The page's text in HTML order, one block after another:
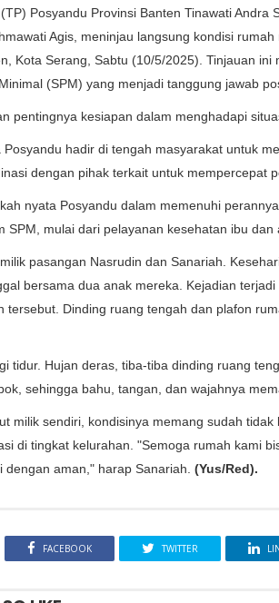
Posyandu Provinsi Banten Tinawati Andra
Agis, meninjau langsung kondisi
Kota Serang, Sabtu (10/5/2025). Tinjauan
(SPM) yang menjadi tanggung jawab
pentingnya kesiapan dalam menghadapi
hadir di tengah masyarakat untuk
dengan pihak terkait untuk mempercepat
nyata Posyandu dalam memenuhi
SPM, mulai dari pelayanan kesehatan ibu dan
pasangan Nasrudin dan Sanariah.
bersama dua anak mereka. Kejadian
tersebut. Dinding ruang tengah dan plafon
tidur. Hujan deras, tiba-tiba dinding ruang
sehingga bahu, tangan, dan wajahnya
milik sendiri, kondisinya memang sudah
di tingkat kelurahan. "Semoga rumah kami
dengan aman," harap Sanariah. (Yus/Red).
FACEBOOK TWITTER